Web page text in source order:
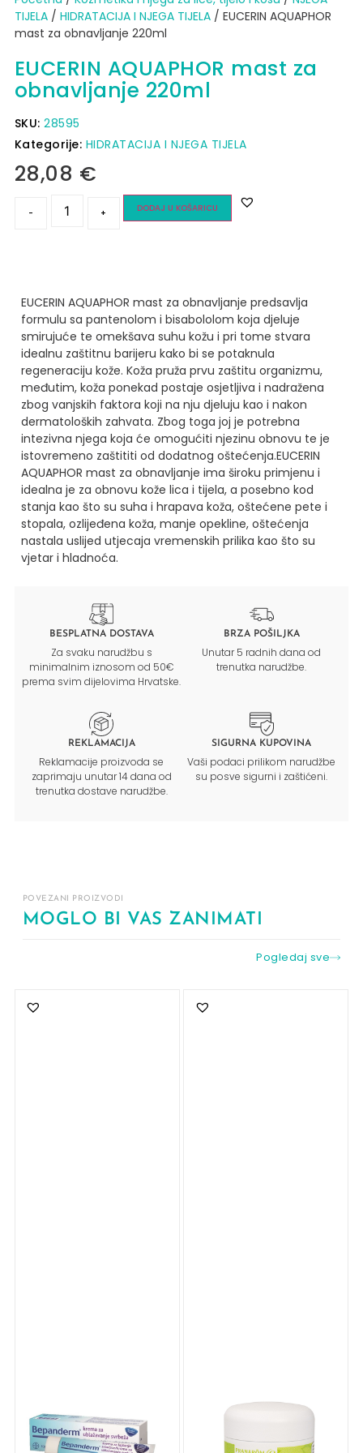
TIJELA/ HIDRATACIJA I NJEGA TIJELA/ EUCERIN AQUAPHOR
mast za obnavljanje 220ml
EUCERIN AQUAPHOR mast za
obnavljanje 220ml
SKU:28595
Kategorije: HIDRATACIJA I NJEGA TIJELA
28,08 €
- + DODAJ U KOŠARICU
EUCERIN AQUAPHOR mast za obnavljanje predsavlja
formulu sa pantenolom i bisabololom koja djeluje
smirujuće te omekšava suhu kožu i pri tome stvara
idealnu zaštitnu barijeru kako bi se potaknula
regeneraciju kože. Koža pruža prvu zaštitu organizmu,
međutim, koža ponekad postaje osjetljiva i nadražena
zbog vanjskih faktora koji na nju djeluju kao i nakon
dermatoloških zahvata. Zbog toga joj je potrebna
intezivna njega koja će omogućiti njezinu obnovu te je
istovremeno zaštititi od dodatnog oštećenja.EUCERIN
AQUAPHOR mast za obnavljanje ima široku primjenu i
idealna je za obnovu kože lica i tijela, a posebno kod
stanja kao što su suha i hrapava koža, oštećene pete i
stopala, ozlijeđena koža, manje opekline, oštećenja
nastala uslijed utjecaja vremenskih prilika kao što su
vjetar i hladnoća.
BESPLATNA DOSTAVA
Za svaku narudžbu s
minimalnim iznosom od 50€
prema svim dijelovima Hrvatske.
BRZA POŠILJKA
Unutar 5 radnih dana od
trenutka narudžbe.
REKLAMACIJA
Reklamacije proizvoda se
zaprimaju unutar 14 dana od
trenutka dostave narudžbe.
SIGURNA KUPOVINA
Vaši podaci prilikom narudžbe
su posve sigurni i zaštićeni.
POVEZANI PROIZVODI
MOGLO BI VAS ZANIMATI
Pogledaj sve